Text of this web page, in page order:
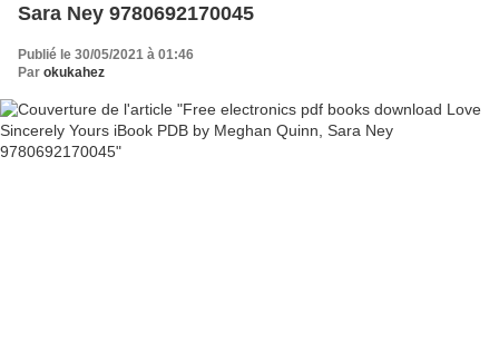
Sara Ney 9780692170045
Publié le 30/05/2021 à 01:46
Par okukahez